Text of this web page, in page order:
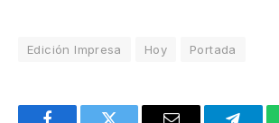
Edición Impresa Hoy Portada